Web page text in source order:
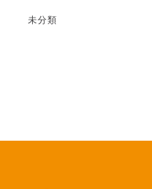
未分類